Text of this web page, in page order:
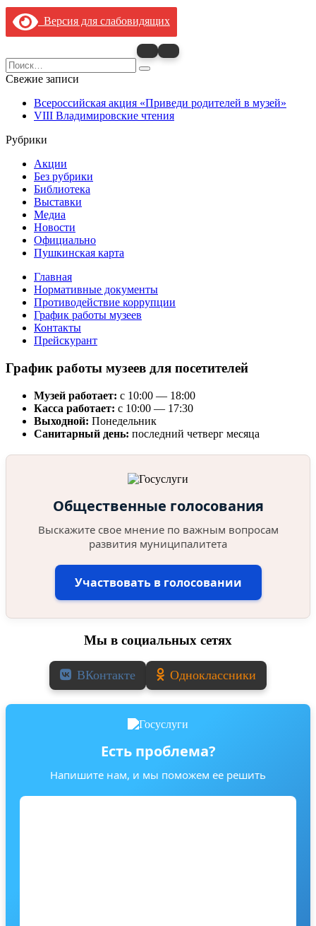
Версия для слабовидящих
Search
for:
Свежие записи
Всероссийская акция «Приведи родителей в музей»
VIII Владимировские чтения
Рубрики
Акции
Без рубрики
Библиотека
Выставки
Медиа
Новости
Официально
Пушкинская карта
Главная
Нормативные документы
Противодействие коррупции
График работы музеев
Контакты
Прейскурант
График работы музеев для посетителей
Музей работает: с 10:00 — 18:00
Касса работает: с 10:00 — 17:30
Выходной: Понедельник
Санитарный день: последний четверг месяца
Общественные голосования
Выскажите свое мнение по важным вопросам
развития муниципалитета
Участвовать в голосовании
Мы в социальных сетях
ВКонтакте Одноклассники
Есть проблема?
Напишите нам, и мы поможем ее решить